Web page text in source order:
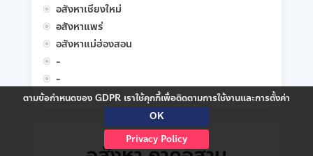
ตามข้อกำหนดของ GDPR เราใช้คุกกี้เพื่อติดตามการใช้งานและการตั้งค่า
OK
Privacy Policy
อสังหาเชียงใหม่
อสังหาแพร่
อสังหาแม่ฮ่องสอน
-
-